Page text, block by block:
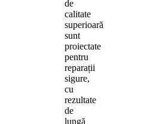
de
calitate
superioară
sunt
proiectate
pentru
reparații
sigure,
cu
rezultate
de
lungă